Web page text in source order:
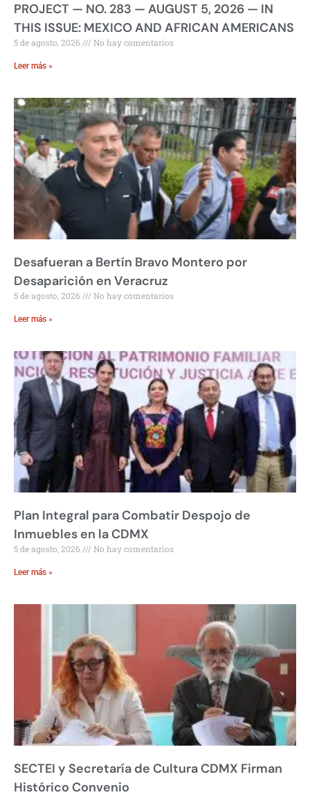
PROJECT — NO. 283 — AUGUST 5, 2026 — IN
THIS ISSUE: MEXICO AND AFRICAN AMERICANS
5 de agosto, 2026 No hay comentarios
Leer más »
Desafueran a Bertín Bravo Montero por
Desaparición en Veracruz
5 de agosto, 2026 No hay comentarios
Leer más »
Plan Integral para Combatir Despojo de
Inmuebles en la CDMX
5 de agosto, 2026 No hay comentarios
Leer más »
SECTEI y Secretaría de Cultura CDMX Firman
Histórico Convenio